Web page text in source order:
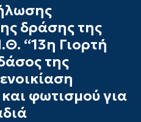
δράσης της
“13η Γιορτή
της
φωτισμού για